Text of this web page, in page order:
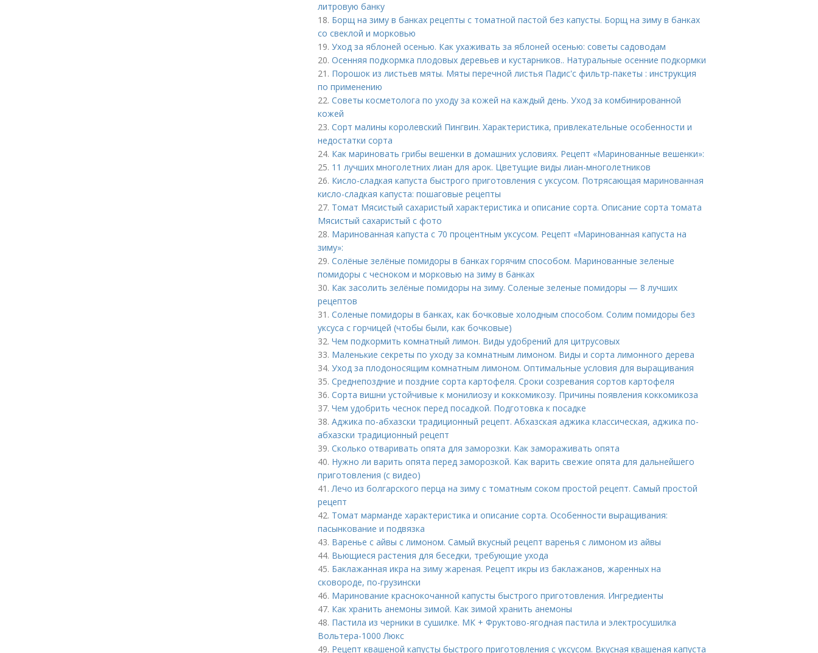
литровую банку
18. Борщ на зиму в банках рецепты с томатной пастой без капусты. Борщ на зиму в банках
со свеклой и морковью
19. Уход за яблоней осенью. Как ухаживать за яблоней осенью: советы садоводам
20. Осенняя подкормка плодовых деревьев и кустарников.. Натуральные осенние подкормки
21. Порошок из листьев мяты. Мяты перечной листья Падис'с фильтр-пакеты : инструкция
по применению
22. Советы косметолога по уходу за кожей на каждый день. Уход за комбинированной
кожей
23. Сорт малины королевский Пингвин. Характеристика, привлекательные особенности и
недостатки сорта
24. Как мариновать грибы вешенки в домашних условиях. Рецепт «Маринованные вешенки»:
25. 11 лучших многолетних лиан для арок. Цветущие виды лиан-многолетников
26. Кисло-сладкая капуста быстрого приготовления с уксусом. Потрясающая маринованная
кисло-сладкая капуста: пошаговые рецепты
27. Томат Мясистый сахаристый характеристика и описание сорта. Описание сорта томата
Мясистый сахаристый с фото
28. Маринованная капуста с 70 процентным уксусом. Рецепт «Маринованная капуста на
зиму»:
29. Солёные зелёные помидоры в банках горячим способом. Маринованные зеленые
помидоры с чесноком и морковью на зиму в банках
30. Как засолить зелёные помидоры на зиму. Соленые зеленые помидоры — 8 лучших
рецептов
31. Соленые помидоры в банках, как бочковые холодным способом. Солим помидоры без
уксуса с горчицей (чтобы были, как бочковые)
32. Чем подкормить комнатный лимон. Виды удобрений для цитрусовых
33. Маленькие секреты по уходу за комнатным лимоном. Виды и сорта лимонного дерева
34. Уход за плодоносящим комнатным лимоном. Оптимальные условия для выращивания
35. Среднепоздние и поздние сорта картофеля. Сроки созревания сортов картофеля
36. Сорта вишни устойчивые к монилиозу и коккомикозу. Причины появления коккомикоза
37. Чем удобрить чеснок перед посадкой. Подготовка к посадке
38. Аджика по-абхазски традиционный рецепт. Абхазская аджика классическая, аджика по-
абхазски традиционный рецепт
39. Сколько отваривать опята для заморозки. Как замораживать опята
40. Нужно ли варить опята перед заморозкой. Как варить свежие опята для дальнейшего
приготовления (с видео)
41.Лечо из болгарского перца на зиму с томатным соком простой рецепт. Самый простой
рецепт
42. Томат марманде характеристика и описание сорта. Особенности выращивания:
пасынкование и подвязка
43. Варенье с айвы с лимоном. Самый вкусный рецепт варенья с лимоном из айвы
44. Вьющиеся растения для беседки, требующие ухода
45. Баклажанная икра на зиму жареная. Рецепт икры из баклажанов, жаренных на
сковороде, по-грузински
46. Маринование краснокочанной капусты быстрого приготовления. Ингредиенты
47. Как хранить анемоны зимой. Как зимой хранить анемоны
48. Пастила из черники в сушилке. МК + Фруктово-ягодная пастила и электросушилка
Вольтера-1000 Люкс
49. Рецепт квашеной капусты быстрого приготовления с уксусом. Вкусная квашеная капуста